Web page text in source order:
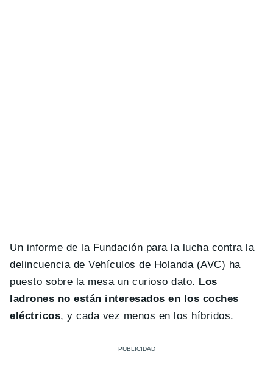
Un informe de la Fundación para la lucha contra la
delincuencia de Vehículos de Holanda (AVC) ha
puesto sobre la mesa un curioso dato. Los
ladrones no están interesados en los coches
eléctricos, y cada vez menos en los híbridos.